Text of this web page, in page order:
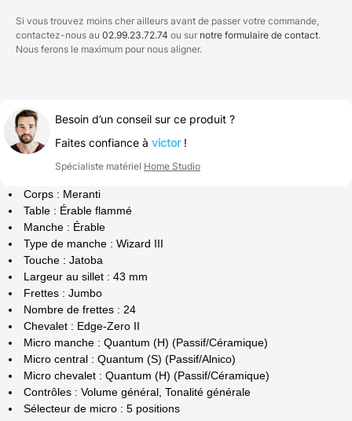
Si vous trouvez moins cher ailleurs avant de passer votre commande,
contactez-nous au 02.99.23.72.74 ou sur notre formulaire de contact.
Nous ferons le maximum pour nous aligner.
Besoin d’un conseil sur ce produit ?
Faites confiance à victor!
Spécialiste matériel Home Studio
Corps : Meranti
Table : Érable flammé
Manche : Érable
Type de manche : Wizard III
Touche : Jatoba
Largeur au sillet : 43 mm
Frettes : Jumbo
Nombre de frettes : 24
Chevalet : Edge-Zero II
Micro manche : Quantum (H) (Passif/Céramique)
Micro central : Quantum (S) (Passif/Alnico)
Micro chevalet : Quantum (H) (Passif/Céramique)
Contrôles : Volume général, Tonalité générale
Sélecteur de micro : 5 positions